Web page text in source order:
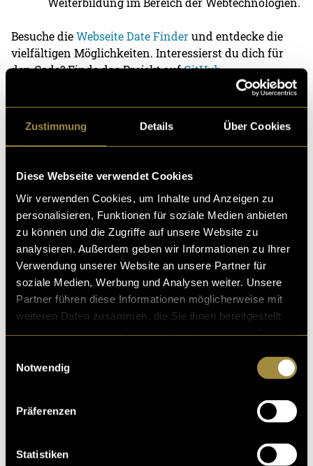
Zustimmung Details Über Cookies
Diese Webseite verwendet Cookies
Wir verwenden Cookies, um Inhalte und Anzeigen zu
personalisieren, Funktionen für soziale Medien anbieten
zu können und die Zugriffe auf unsere Website zu
analysieren. Außerdem geben wir Informationen zu Ihrer
Verwendung unserer Website an unsere Partner für
soziale Medien, Werbung und Analysen weiter. Unsere
Partner führen diese Informationen möglicherweise mit
weiteren Daten zusammen, die Sie ihnen bereitgestellt
Notwendig
Präferenzen
Statistiken
Besuche dieWebseite Date Finderund entdecke die
vielfältigen Möglichkeiten. Interessierst du dich für
den Code? Finde das Projekt aufGitHub.
(abb)
Kritik
Ähnliche Artikel